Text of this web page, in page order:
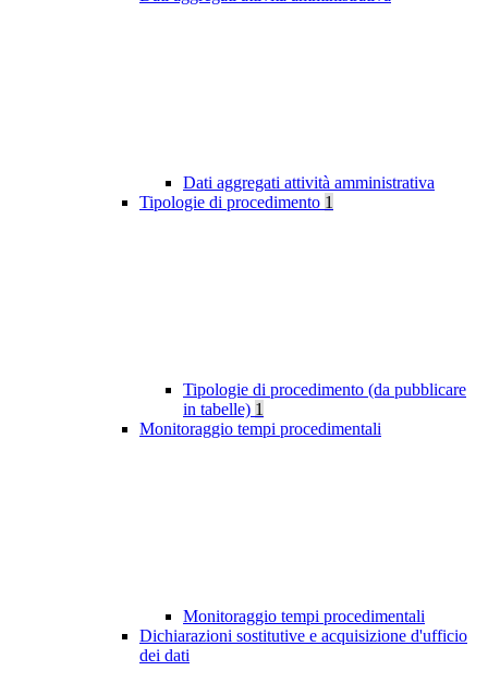
Dati aggregati attività amministrativa
Tipologie di procedimento 1
Tipologie di procedimento (da pubblicare
in tabelle) 1
Monitoraggio tempi procedimentali
Monitoraggio tempi procedimentali
Dichiarazioni sostitutive e acquisizione d'ufficio
dei dati